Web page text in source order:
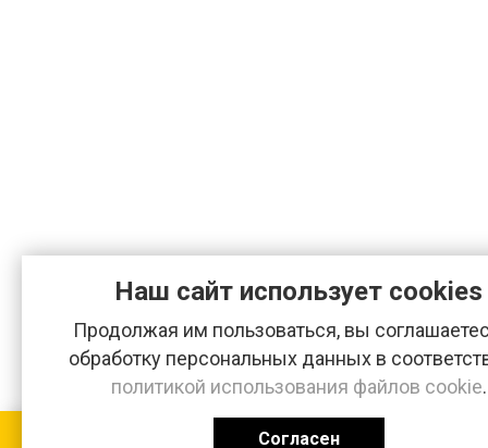
Наш сайт использует cookies
Продолжая им пользоваться, вы
обработку персональных данных в
политикой использования файлов cookie.
Согласен